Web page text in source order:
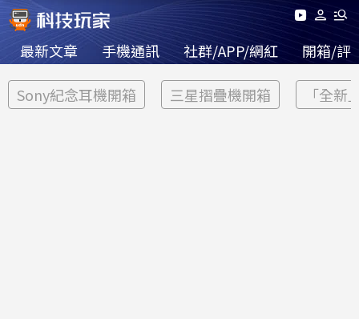
最新文章 手機通訊 社群/APP/網紅 開箱/評
Sony紀念耳機開箱 三星摺疊機開箱 「全新